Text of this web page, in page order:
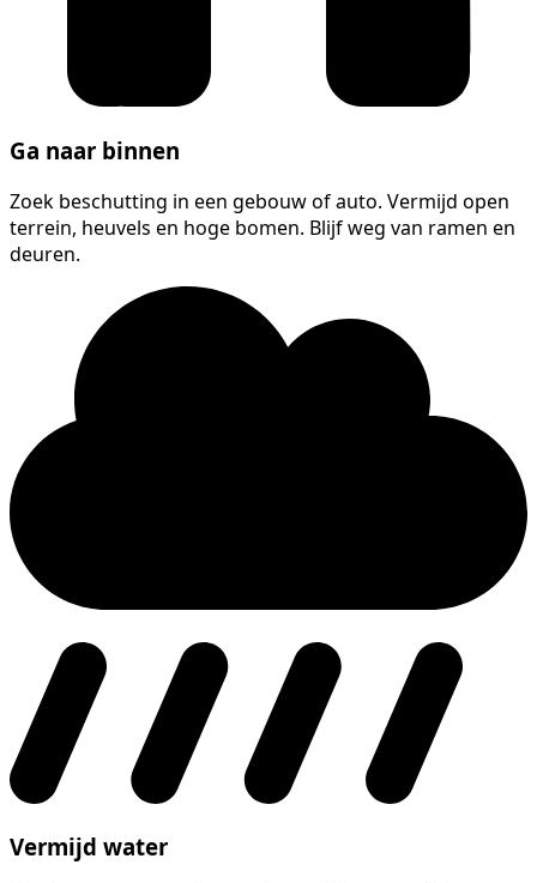
Ga naar binnen
Zoek beschutting in een gebouw of auto. Vermijd open
terrein, heuvels en hoge bomen. Blijf weg van ramen en
deuren.
Vermijd water